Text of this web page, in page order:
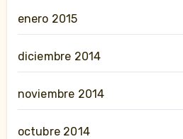
enero 2015
diciembre 2014
noviembre 2014
octubre 2014